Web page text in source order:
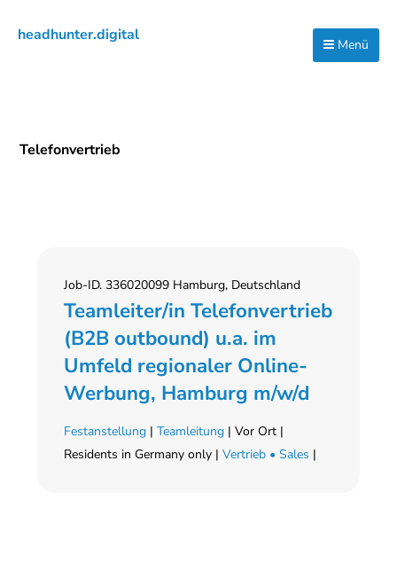
Hauptnavigation
Inhalt
Seitenspalte
headhunter.digital
Menü
Telefonvertrieb
Job-ID. 336020099 Hamburg, Deutschland
Teamleiter/in Telefonvertrieb
(B2B outbound) u.a. im
Umfeld regionaler Online-
Werbung, Hamburg m/w/d
Festanstellung |Teamleitung | Vor Ort |
Residents in Germany only |Vertrieb • Sales |